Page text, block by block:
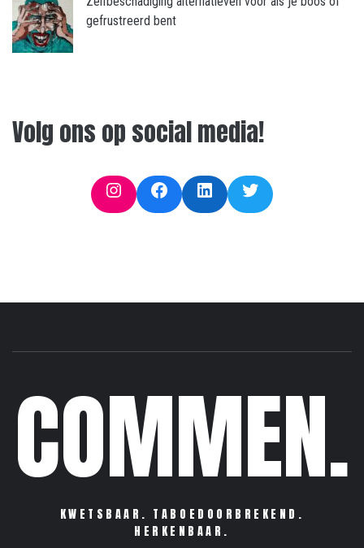
gefrustreerd bent
Volg ons op social media!
InstagramFacebookLinkedInTwitter
COMMEN.
KWETSBAAR. TABOEDOORBREKEND.
HERKENBAAR.